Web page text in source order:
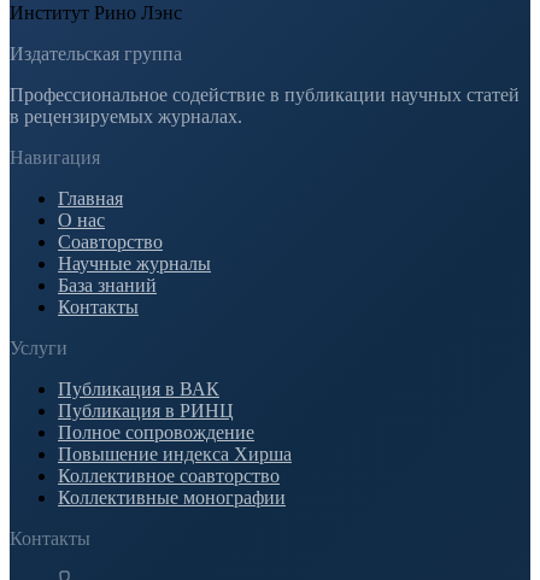
Институт Рино Лэнс
Издательская группа
Профессиональное содействие в публикации научных статей
в рецензируемых журналах.
Навигация
Главная
О нас
Соавторство
Научные журналы
База знаний
Контакты
Услуги
Публикация в ВАК
Публикация в РИНЦ
Полное сопровождение
Повышение индекса Хирша
Коллективное соавторство
Коллективные монографии
Контакты